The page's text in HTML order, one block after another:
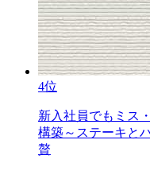
4位
新入社員でもミス
構築～ステーキと
贅